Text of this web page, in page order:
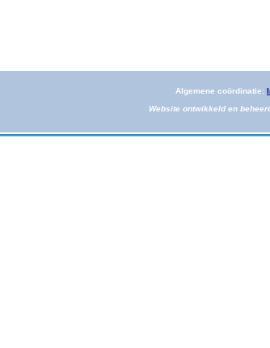
Algemene coördinatie:
Website ontwikkeld en